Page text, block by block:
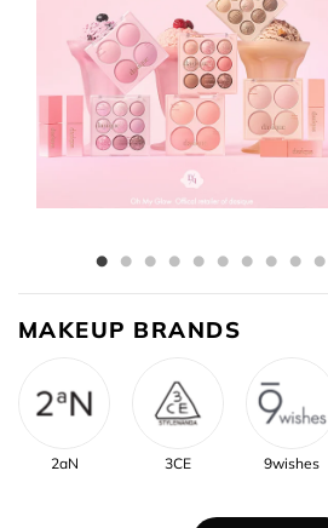
MAKEUP BRANDS
2aN 3CE 9wishes